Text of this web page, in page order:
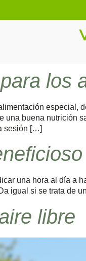
los
especial,
una buena nutrición
sesión […]
una hora al día a
igual si se trata de
libre